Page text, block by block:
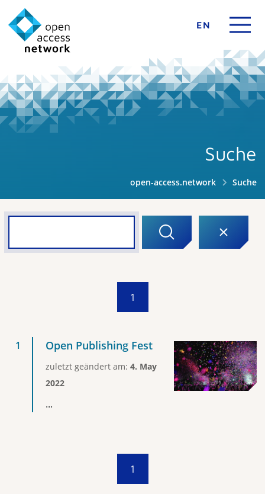
EN
Suche
open-access.network Suche
1
Open Publishing Fest
zuletzt geändert am: 4. May
2022
...
1